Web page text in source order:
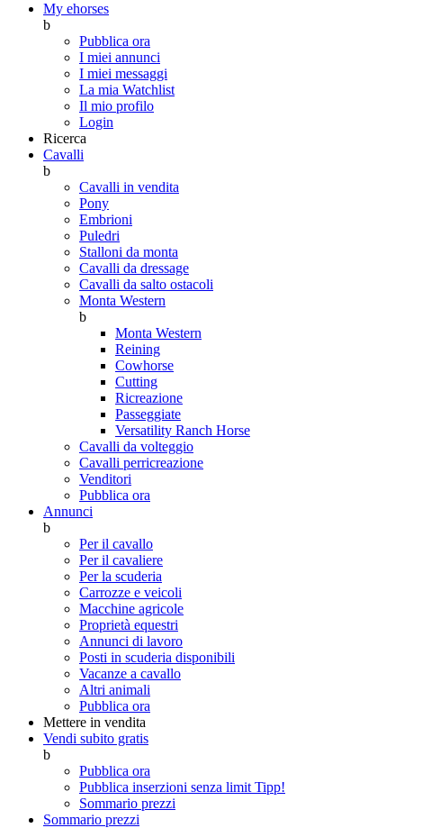
My ehorses
b
Pubblica ora
I miei annunci
I miei messaggi
La mia Watchlist
Il mio profilo
Login
Ricerca
Cavalli
b
Cavalli in vendita
Pony
Embrioni
Puledri
Stalloni da monta
Cavalli da dressage
Cavalli da salto ostacoli
Monta Western
b
Monta Western
Reining
Cowhorse
Cutting
Ricreazione
Passeggiate
Versatility Ranch Horse
Cavalli da volteggio
Cavalli perricreazione
Venditori
Pubblica ora
Annunci
b
Per il cavallo
Per il cavaliere
Per la scuderia
Carrozze e veicoli
Macchine agricole
Proprietà equestri
Annunci di lavoro
Posti in scuderia disponibili
Vacanze a cavallo
Altri animali
Pubblica ora
Mettere in vendita
Vendi subito gratis
b
Pubblica ora
Pubblica inserzioni senza limit Tipp!
Sommario prezzi
Sommario prezzi